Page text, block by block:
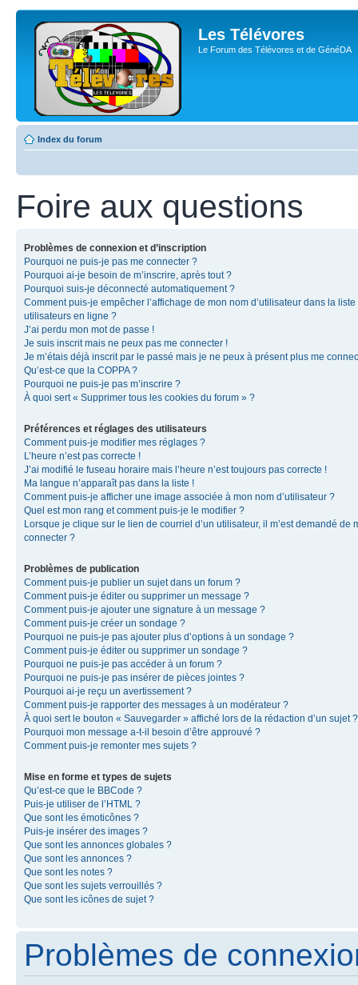
Les Télévores
Le Forum des Télévores et de GénéDA
Index du forum
Foire aux questions
Problèmes de connexion et d’inscription
Pourquoi ne puis-je pas me connecter ?
Pourquoi ai-je besoin de m’inscrire, après tout ?
Pourquoi suis-je déconnecté automatiquement ?
Comment puis-je empêcher l’affichage de mon nom d’utilisateur dans la liste
utilisateurs en ligne ?
J’ai perdu mon mot de passe !
Je suis inscrit mais ne peux pas me connecter !
Je m’étais déjà inscrit par le passé mais je ne peux à présent plus me
Qu’est-ce que la COPPA ?
Pourquoi ne puis-je pas m’inscrire ?
À quoi sert « Supprimer tous les cookies du forum » ?
Préférences et réglages des utilisateurs
Comment puis-je modifier mes réglages ?
L’heure n’est pas correcte !
J’ai modifié le fuseau horaire mais l’heure n’est toujours pas correcte !
Ma langue n’apparaît pas dans la liste !
Comment puis-je afficher une image associée à mon nom d’utilisateur ?
Quel est mon rang et comment puis-je le modifier ?
Lorsque je clique sur le lien de courriel d’un utilisateur, il m’est demandé de
connecter ?
Problèmes de publication
Comment puis-je publier un sujet dans un forum ?
Comment puis-je éditer ou supprimer un message ?
Comment puis-je ajouter une signature à un message ?
Comment puis-je créer un sondage ?
Pourquoi ne puis-je pas ajouter plus d’options à un sondage ?
Comment puis-je éditer ou supprimer un sondage ?
Pourquoi ne puis-je pas accéder à un forum ?
Pourquoi ne puis-je pas insérer de pièces jointes ?
Pourquoi ai-je reçu un avertissement ?
Comment puis-je rapporter des messages à un modérateur ?
À quoi sert le bouton « Sauvegarder » affiché lors de la rédaction d’un sujet ?
Pourquoi mon message a-t-il besoin d’être approuvé ?
Comment puis-je remonter mes sujets ?
Mise en forme et types de sujets
Qu’est-ce que le BBCode ?
Puis-je utiliser de l’HTML ?
Que sont les émoticônes ?
Puis-je insérer des images ?
Que sont les annonces globales ?
Que sont les annonces ?
Que sont les notes ?
Que sont les sujets verrouillés ?
Que sont les icônes de sujet ?
Problèmes de